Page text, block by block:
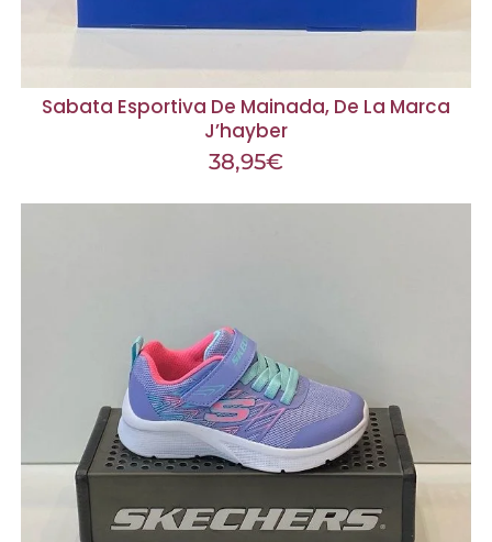
Sabata Esportiva De Mainada, De La Marca
J’hayber
38,95€